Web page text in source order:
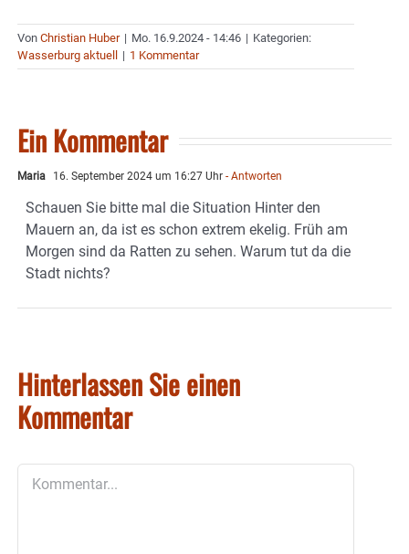
Von Christian Huber | Mo. 16.9.2024 - 14:46 | Kategorien:
Wasserburg aktuell
| 1 Kommentar
Ein Kommentar
Maria 16. September 2024 um 16:27 Uhr - Antworten
Schauen Sie bitte mal die Situation Hinter den
Mauern an, da ist es schon extrem ekelig. Früh am
Morgen sind da Ratten zu sehen. Warum tut da die
Stadt nichts?
Hinterlassen Sie einen
Kommentar